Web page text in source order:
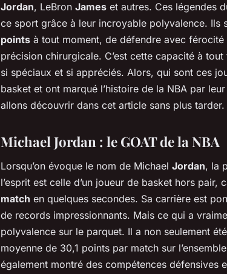
Jordan, LeBron James et autres. Ces légendes
ce sport grâce à leur incroyable polyvalence. Ils
points à tout moment, de défendre avec
précision chirurgicale. C’est cette capacité à
si spéciaux et si appréciés. Alors, qui sont ces
basket et ont marqué l’histoire de la NBA par
allons découvrir dans cet article sans plus tarder.
Michael Jordan : le GOAT de la NBA
Lorsqu’on évoque le nom de Michael Jordan, la
l’esprit est celle d’un joueur de basket hors pair,
match en quelques secondes. Sa carrière est
de records impressionnants. Mais ce qui a
polyvalence sur le parquet. Il a non seulement
moyenne de 30,1 points par match sur
également montré des compétences défensives